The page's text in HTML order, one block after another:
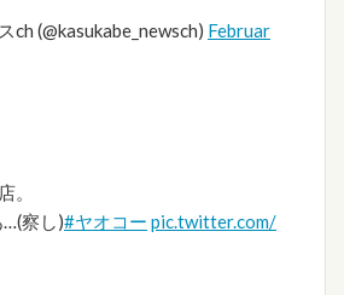
ch (@kasukabe_newsch) Februar
。
察し)#ヤオコー pic.twitter.com/